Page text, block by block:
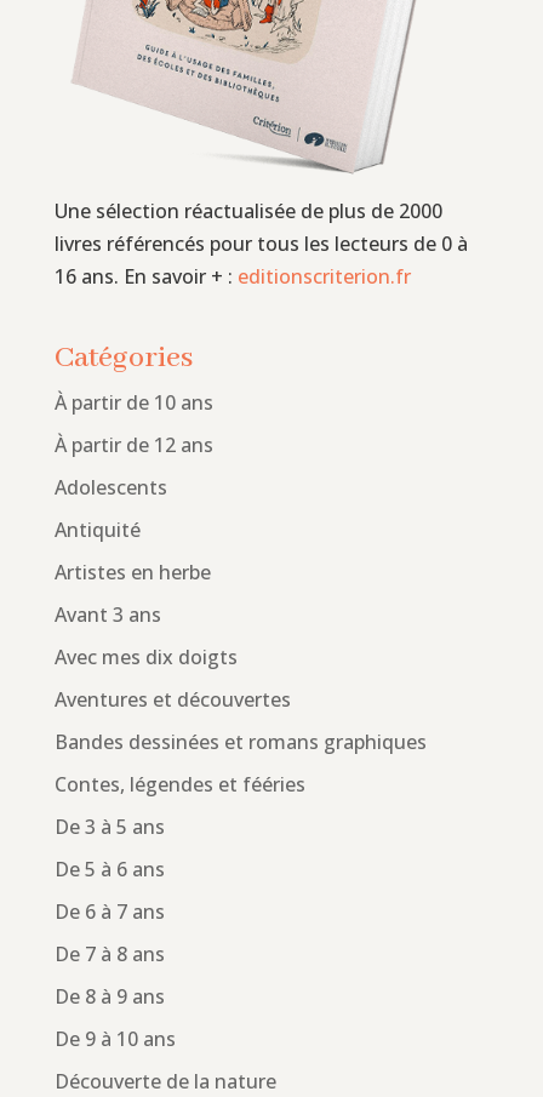
Une sélection réactualisée de plus de 2000
livres référencés pour tous les lecteurs de 0 à
16 ans. En savoir + : editionscriterion.fr
Catégories
À partir de 10 ans
À partir de 12 ans
Adolescents
Antiquité
Artistes en herbe
Avant 3 ans
Avec mes dix doigts
Aventures et découvertes
Bandes dessinées et romans graphiques
Contes, légendes et fééries
De 3 à 5 ans
De 5 à 6 ans
De 6 à 7 ans
De 7 à 8 ans
De 8 à 9 ans
De 9 à 10 ans
Découverte de la nature